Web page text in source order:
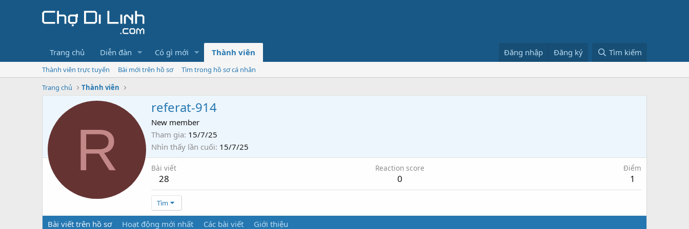
Trang chủ Diễn đàn Có gì mới Thành viên Đăng nhập Đăng ký Tìm kiếm
Thành viên trực tuyến Bài mới trên hồ sơ
Tìm trong hồ sơ cá nhân
Trang chủ
Thành viên
R
referat-914
New member
Tham gia 15/7/25
Nhìn thấy lần cuối 15/7/25
Bài viết
28
Reaction score
0
Điểm
1
Tìm
Bài viết trên hồ sơ Hoạt động mới nhất Các bài viết Giới thiệu